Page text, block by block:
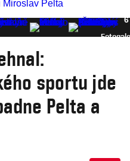
6
sportu jde
Pelta a